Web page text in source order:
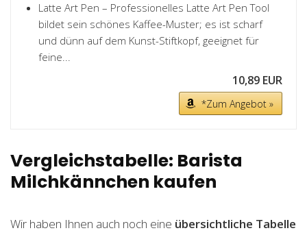
Latte Art Pen – Professionelles Latte Art Pen Tool
bildet sein schönes Kaffee-Muster; es ist scharf
und dünn auf dem Kunst-Stiftkopf, geeignet für
feine...
10,89 EUR
*Zum Angebot »
Vergleichstabelle: Barista
Milchkännchen kaufen
Wir haben Ihnen auch noch eine übersichtliche Tabelle